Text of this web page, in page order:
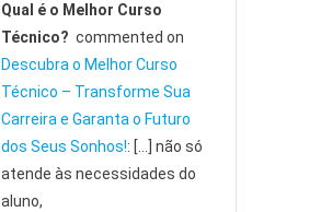
Qual é o Melhor Curso
Técnico? commented on
Descubra o Melhor Curso
Técnico – Transforme Sua
Carreira e Garanta o Futuro
dos Seus Sonhos!: […] não só
atende às necessidades do
aluno,